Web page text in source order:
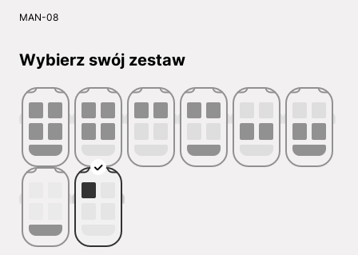
MAN-08
Wybierz swój zestaw